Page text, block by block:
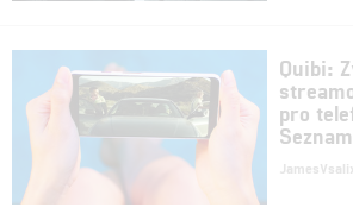
Quibi:
pro